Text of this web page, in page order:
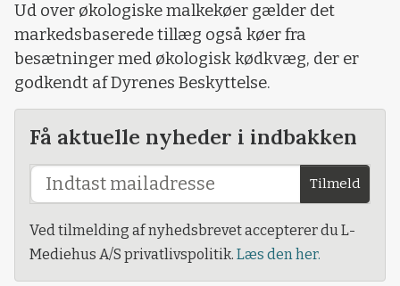
Ud over økologiske malkekøer gælder det
markedsbaserede tillæg også køer fra
besætninger med økologisk kødkvæg, der er
godkendt af Dyrenes Beskyttelse.
Få aktuelle nyheder i indbakken
Tilmeld
Ved tilmelding af nyhedsbrevet accepterer du L-
Mediehus A/S privatlivspolitik. Læs den her.